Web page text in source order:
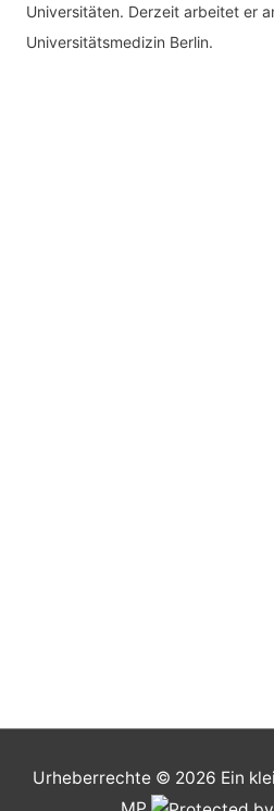
Universitäten. Derzeit arbeitet er
Universitätsmedizin Berlin.
Urheberrechte © 2026 Ein